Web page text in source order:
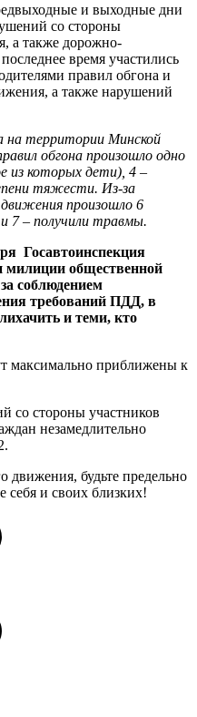
и выходные дни
со стороны
а также дорожно-
время участились
правил обгона и
а также нарушений
на территории Минской
обгона произошло одно
из которых дети), 4 –
тяжести. Из-за
произошло 6
и 7 – получили травмы.
Госавтоинспекция
милиции общественной
соблюдением
требований ПДД, в
и теми, кто
максимально приближены к
со стороны участников
незамедлительно
движения, будьте предельно
себя и своих близких!